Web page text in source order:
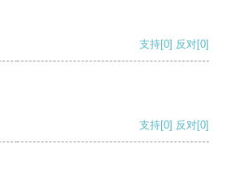
支持[0] 反对[0]
支持[0] 反对[0]